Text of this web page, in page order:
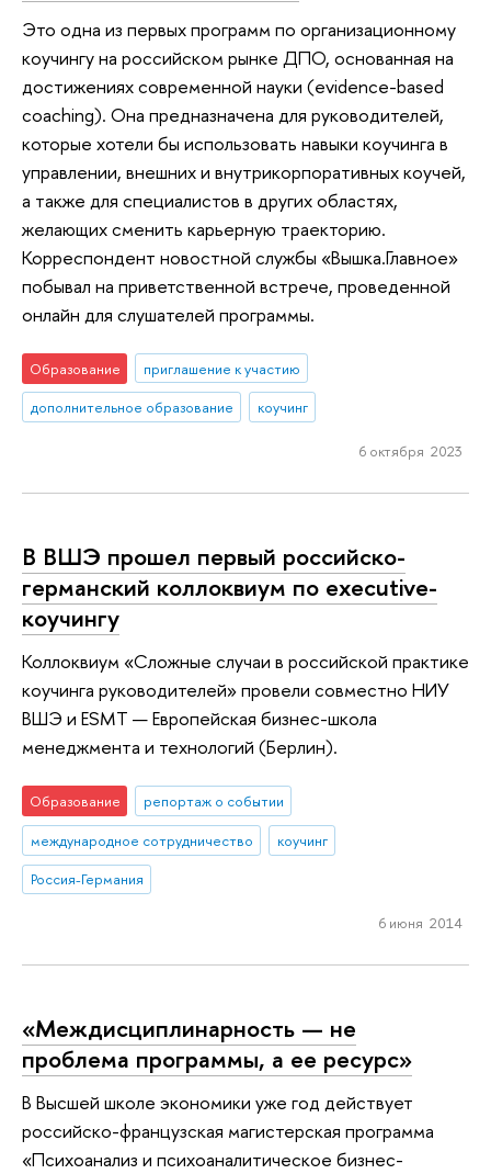
Это одна из первых программ по организационному
коучингу на российском рынке ДПО, основанная на
достижениях современной науки (evidence-based
coaching). Она предназначена для руководителей,
которые хотели бы использовать навыки коучинга в
управлении, внешних и внутрикорпоративных коучей,
а также для специалистов в других областях,
желающих сменить карьерную траекторию.
Корреспондент новостной службы «Вышка.Главное»
побывал на приветственной встрече, проведенной
онлайн для слушателей программы.
Образование
приглашение к участию
дополнительное образование
коучинг
6 октября 2023
В ВШЭ прошел первый российско-
германский коллоквиум по executive-
коучингу
Коллоквиум «Сложные случаи в российской практике
коучинга руководителей» провели совместно НИУ
ВШЭ и ESMT — Европейская бизнес-школа
менеджмента и технологий (Берлин).
Образование
репортаж о событии
международное сотрудничество
коучинг
Россия-Германия
6 июня 2014
«Междисциплинарность — не
проблема программы, а ее ресурс»
В Высшей школе экономики уже год действует
российско-французская магистерская программа
«Психоанализ и психоаналитическое бизнес-